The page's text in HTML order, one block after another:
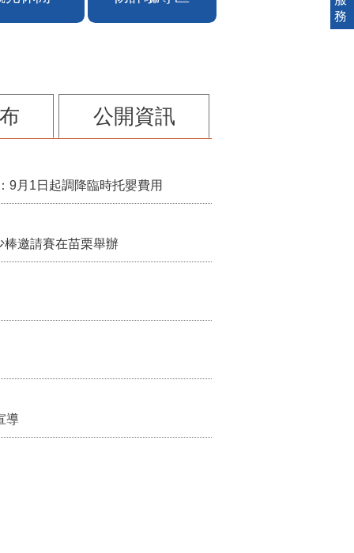
公開資訊
9月1日起調降臨時托嬰費用
邀請賽在苗栗舉辦
導
務